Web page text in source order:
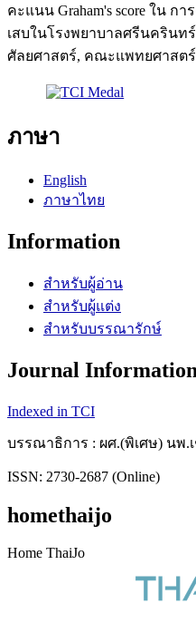
คะแนน Graham's score ใน
เสบในโรงพยาบาลศรีนครินท
ศัลยศาสตร์, คณะแพทยศาสตร์
ภาษา
English
ภาษาไทย
Information
สำหรับผู้อ่าน
สำหรับผู้แต่ง
สำหรับบรรณารักษ์
Journal Information
Indexed in TCI
บรรณาธิการ : ผศ.(พิเศษ) นพ.
ISSN: 2730-2687 (Online)
homethaijo
Home ThaiJo